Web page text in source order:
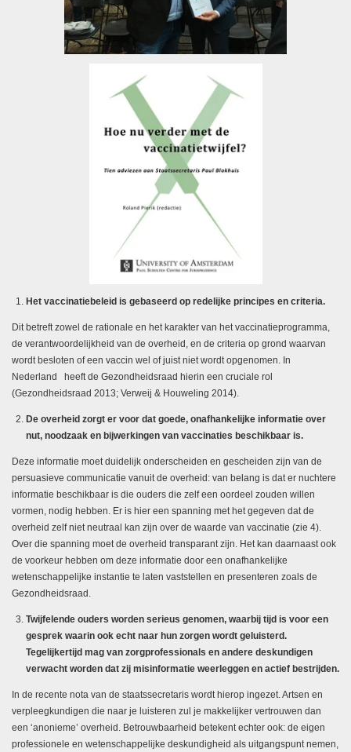
Het vaccinatiebeleid is gebaseerd op redelijke principes en criteria.
Dit betreft zowel de rationale en het karakter van het vaccinatieprogramma,
de verantwoordelijkheid van de overheid, en de criteria op grond waarvan
wordt besloten of een vaccin wel of juist niet wordt opgenomen. In
Nederland
heeft de Gezondheidsraad hierin een cruciale rol
(Gezondheidsraad 2013; Verweij & Houweling 2014).
De overheid zorgt er voor dat goede, onafhankelijke informatie over
nut, noodzaak en bijwerkingen van vaccinaties beschikbaar is.
Deze informatie moet duidelijk onderscheiden en gescheiden zijn van de
persuasieve communicatie vanuit de overheid: van belang is dat er nuchtere
informatie beschikbaar is die ouders die zelf een oordeel zouden willen
vormen, nodig hebben. Er is hier een spanning met het gegeven dat de
overheid zelf niet neutraal kan zijn over de waarde van vaccinatie (zie 4).
Over die spanning moet de overheid transparant zijn. Het kan daarnaast ook
de voorkeur hebben om deze informatie door een onafhankelijke
wetenschappelijke instantie te laten vaststellen en presenteren zoals de
Gezondheidsraad.
Twijfelende ouders worden serieus genomen, waarbij tijd is voor een
gesprek waarin ook echt naar hun zorgen wordt geluisterd.
Tegelijkertijd mag van zorgprofessionals en andere deskundigen
verwacht worden dat zij misinformatie weerleggen en actief bestrijden.
In de recente nota van de staatssecretaris wordt hierop ingezet. Artsen en
verpleegkundigen die naar je luisteren zul je makkelijker vertrouwen dan
een ‘anonieme’ overheid. Betrouwbaarheid betekent echter ook: de eigen
professionele en wetenschappelijke deskundigheid als uitgangspunt nemen,